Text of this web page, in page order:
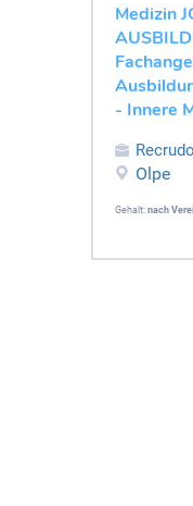
Medizin
- Innere
Olpe
Gehalt: nach